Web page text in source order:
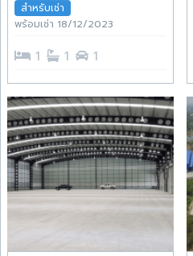
สำหรับเช่า
พร้อมเช่า 18/12/2023
1 1 1